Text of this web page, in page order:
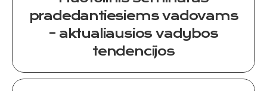
pradedantiesiems vadovams
– aktualiausios vadybos
tendencijos